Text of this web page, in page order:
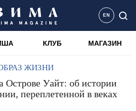
EN
КЛУБ МАГАЗИН
ЖИЗНИ
Острове Уайт: об истории
переплетенной в веках